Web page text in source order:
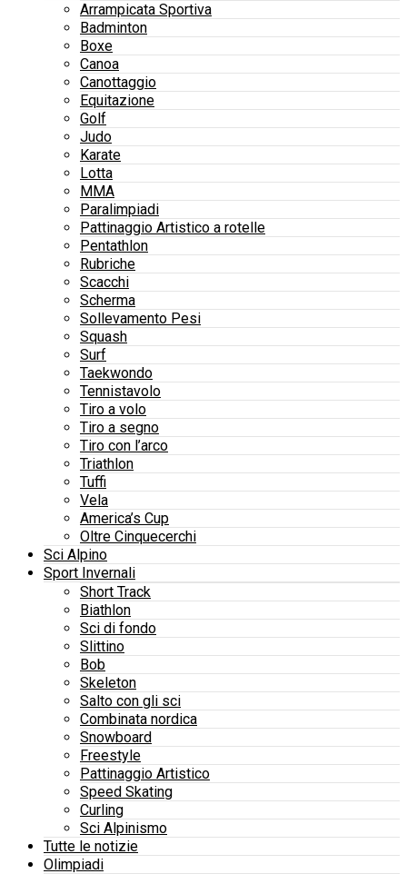
Arrampicata Sportiva
Badminton
Boxe
Canoa
Canottaggio
Equitazione
Golf
Judo
Karate
Lotta
MMA
Paralimpiadi
Pattinaggio Artistico a rotelle
Pentathlon
Rubriche
Scacchi
Scherma
Sollevamento Pesi
Squash
Surf
Taekwondo
Tennistavolo
Tiro a volo
Tiro a segno
Tiro con l’arco
Triathlon
Tuffi
Vela
America’s Cup
Oltre Cinquecerchi
Sci Alpino
Sport Invernali
Short Track
Biathlon
Sci di fondo
Slittino
Bob
Skeleton
Salto con gli sci
Combinata nordica
Snowboard
Freestyle
Pattinaggio Artistico
Speed Skating
Curling
Sci Alpinismo
Tutte le notizie
Olimpiadi